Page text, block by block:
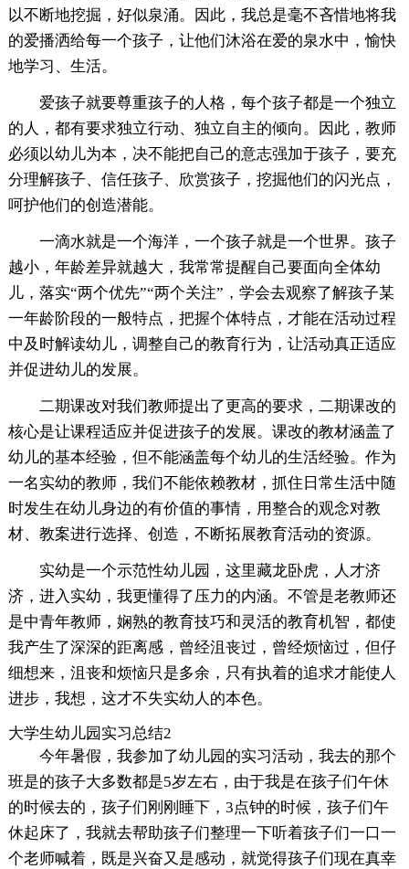
以不断地挖掘，好似泉涌。因此，我总是毫不吝惜地将我
的爱播洒给每一个孩子，让他们沐浴在爱的泉水中，愉快
地学习、生活。
爱孩子就要尊重孩子的人格，每个孩子都是一个独立
的人，都有要求独立行动、独立自主的倾向。因此，教师
必须以幼儿为本，决不能把自己的意志强加于孩子，要充
分理解孩子、信任孩子、欣赏孩子，挖掘他们的闪光点，
呵护他们的创造潜能。
一滴水就是一个海洋，一个孩子就是一个世界。孩子
越小，年龄差异就越大，我常常提醒自己要面向全体幼
儿，落实“两个优先”“两个关注”，学会去观察了解孩子某
一年龄阶段的一般特点，把握个体特点，才能在活动过程
中及时解读幼儿，调整自己的教育行为，让活动真正适应
并促进幼儿的发展。
二期课改对我们教师提出了更高的要求，二期课改的
核心是让课程适应并促进孩子的发展。课改的教材涵盖了
幼儿的基本经验，但不能涵盖每个幼儿的生活经验。作为
一名实幼的教师，我们不能依赖教材，抓住日常生活中随
时发生在幼儿身边的有价值的事情，用整合的观念对教
材、教案进行选择、创造，不断拓展教育活动的资源。
实幼是一个示范性幼儿园，这里藏龙卧虎，人才济
济，进入实幼，我更懂得了压力的内涵。不管是老教师还
是中青年教师，娴熟的教育技巧和灵活的教育机智，都使
我产生了深深的距离感，曾经沮丧过，曾经烦恼过，但仔
细想来，沮丧和烦恼只是多余，只有执着的追求才能使人
进步，我想，这才不失实幼人的本色。
大学生幼儿园实习总结2
今年暑假，我参加了幼儿园的实习活动，我去的那个
班是的孩子大多数都是5岁左右，由于我是在孩子们午休
的时候去的，孩子们刚刚睡下，3点钟的时候，孩子们午
休起床了，我就去帮助孩子们整理一下听着孩子们一口一
个老师喊着，既是兴奋又是感动，就觉得孩子们现在真幸